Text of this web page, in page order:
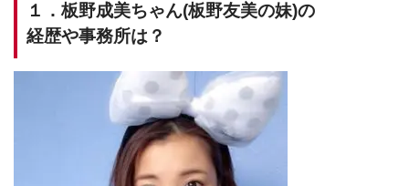
１．板野成美ちゃん(板野友美の妹)の
経歴や事務所は？